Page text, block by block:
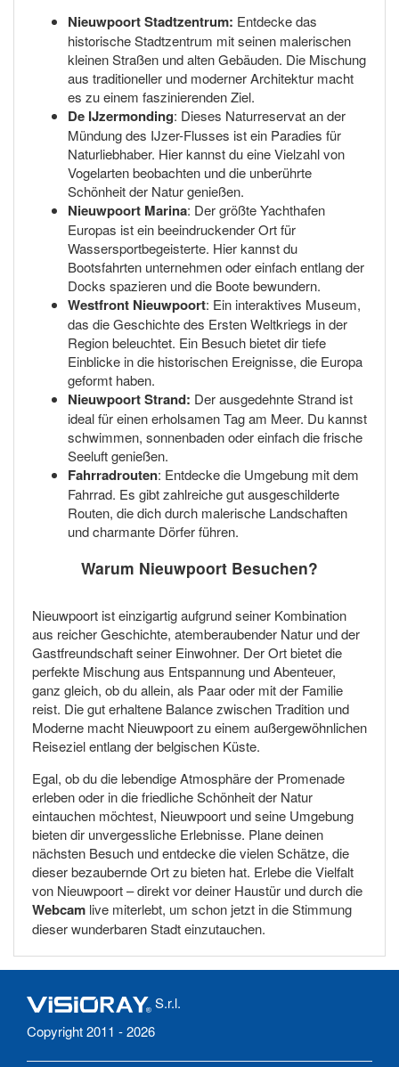
Nieuwpoort Stadtzentrum: Entdecke das
historische Stadtzentrum mit seinen malerischen
kleinen Straßen und alten Gebäuden. Die Mischung
aus traditioneller und moderner Architektur macht
es zu einem faszinierenden Ziel.
De IJzermonding: Dieses Naturreservat an der
Mündung des IJzer-Flusses ist ein Paradies für
Naturliebhaber. Hier kannst du eine Vielzahl von
Vogelarten beobachten und die unberührte
Schönheit der Natur genießen.
Nieuwpoort Marina: Der größte Yachthafen
Europas ist ein beeindruckender Ort für
Wassersportbegeisterte. Hier kannst du
Bootsfahrten unternehmen oder einfach entlang der
Docks spazieren und die Boote bewundern.
Westfront Nieuwpoort: Ein interaktives Museum,
das die Geschichte des Ersten Weltkriegs in der
Region beleuchtet. Ein Besuch bietet dir tiefe
Einblicke in die historischen Ereignisse, die Europa
geformt haben.
Nieuwpoort Strand: Der ausgedehnte Strand ist
ideal für einen erholsamen Tag am Meer. Du kannst
schwimmen, sonnenbaden oder einfach die frische
Seeluft genießen.
Fahrradrouten: Entdecke die Umgebung mit dem
Fahrrad. Es gibt zahlreiche gut ausgeschilderte
Routen, die dich durch malerische Landschaften
und charmante Dörfer führen.
Warum Nieuwpoort Besuchen?
Nieuwpoort ist einzigartig aufgrund seiner Kombination
aus reicher Geschichte, atemberaubender Natur und der
Gastfreundschaft seiner Einwohner. Der Ort bietet die
perfekte Mischung aus Entspannung und Abenteuer,
ganz gleich, ob du allein, als Paar oder mit der Familie
reist. Die gut erhaltene Balance zwischen Tradition und
Moderne macht Nieuwpoort zu einem außergewöhnlichen
Reiseziel entlang der belgischen Küste.
Egal, ob du die lebendige Atmosphäre der Promenade
erleben oder in die friedliche Schönheit der Natur
eintauchen möchtest, Nieuwpoort und seine Umgebung
bieten dir unvergessliche Erlebnisse. Plane deinen
nächsten Besuch und entdecke die vielen Schätze, die
dieser bezaubernde Ort zu bieten hat. Erlebe die Vielfalt
von Nieuwpoort – direkt vor deiner Haustür und durch die
Webcam live miterlebt, um schon jetzt in die Stimmung
dieser wunderbaren Stadt einzutauchen.
S.r.l.
Copyright 2011 - 2026